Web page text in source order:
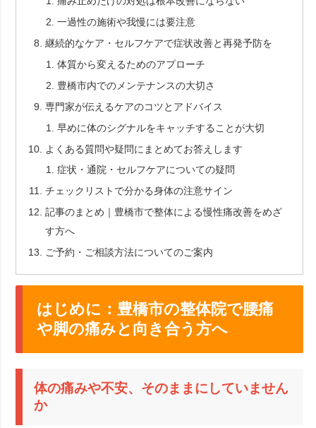
一過性の施術や我慢には要注意
継続的なケア・セルフケアで症状改善と再発予防を
体質から変えるためのアプローチ
豊橋市内でのメンテナンスの大切さ
専門家が伝えるケアのコツとアドバイス
早めに体のシグナルをキャッチすることが大切
よくある質問や疑問にまとめてお答えします
症状・通院・セルフケアについての疑問
チェックリストで分かる身体の注意サイン
記事のまとめ｜豊橋市で整体による慢性痛改善をめざ
す方へ
ご予約・ご相談方法についてのご案内
はじめに：豊橋市の整体院で腰痛
や脚の痛みと向き合う方へ
体の痛みや不安、そのままにしていません
か